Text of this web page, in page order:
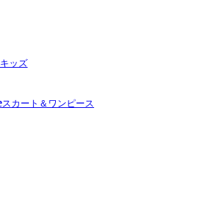
ッズ
スカート＆ワンピース